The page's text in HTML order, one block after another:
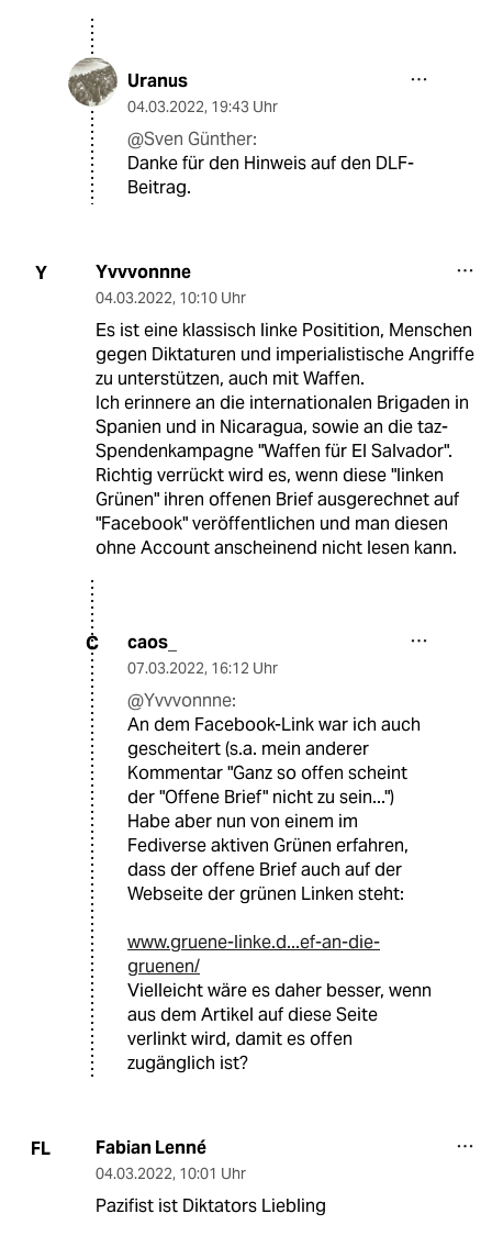
Uranus
04.03.2022, 19:43 Uhr
@Sven Günther:
Danke für den Hinweis auf den DLF-
Beitrag.
Y Yvvvonnne
04.03.2022, 10:10 Uhr
Es ist eine klassisch linke Positition, Menschen
gegen Diktaturen und imperialistische Angriffe
zu unterstützen, auch mit Waffen.
Ich erinnere an die internationalen Brigaden in
Spanien und in Nicaragua, sowie an die taz-
Spendenkampagne "Waffen für El Salvador".
Richtig verrückt wird es, wenn diese "linken
Grünen" ihren offenen Brief ausgerechnet auf
"Facebook" veröffentlichen und man diesen
ohne Account anscheinend nicht lesen kann.
C caos_
07.03.2022, 16:12 Uhr
@Yvvvonnne:
An dem Facebook-Link war ich auch
gescheitert (s.a. mein anderer
Kommentar "Ganz so offen scheint
der "Offene Brief" nicht zu sein...")
Habe aber nun von einem im
Fediverse aktiven Grünen erfahren,
dass der offene Brief auch auf der
Webseite der grünen Linken steht:
www.gruene-linke.d...ef-an-die-
gruenen/
Vielleicht wäre es daher besser, wenn
aus dem Artikel auf diese Seite
verlinkt wird, damit es offen
zugänglich ist?
FL Fabian Lenné
04.03.2022, 10:01 Uhr
Pazifist ist Diktators Liebling